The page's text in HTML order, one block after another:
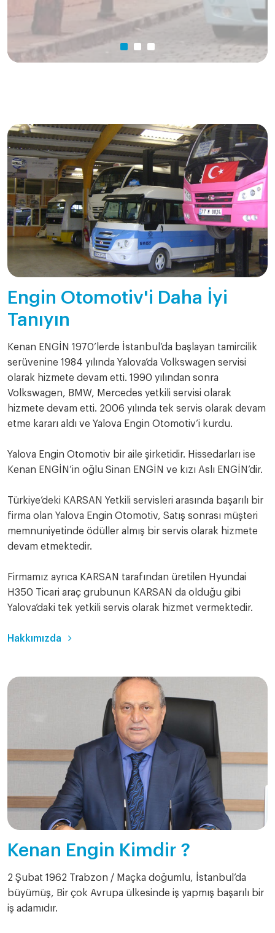
Engin Otomotiv'i Daha İyi
Tanıyın
Kenan ENGİN 1970’lerde İstanbul’da başlayan tamircilik
serüvenine 1984 yılında Yalova’da Volkswagen servisi
olarak hizmete devam etti. 1990 yılından sonra
Volkswagen, BMW, Mercedes yetkili servisi olarak
hizmete devam etti. 2006 yılında tek servis olarak devam
etme kararı aldı ve Yalova Engin Otomotiv’i kurdu.
Yalova Engin Otomotiv bir aile şirketidir. Hissedarları ise
Kenan ENGİN’in oğlu Sinan ENGİN ve kızı Aslı ENGİN’dir.
Türkiye’deki KARSAN Yetkili servisleri arasında başarılı bir
firma olan Yalova Engin Otomotiv, Satış sonrası müşteri
memnuniyetinde ödüller almış bir servis olarak hizmete
devam etmektedir.
Firmamız ayrıca KARSAN tarafından üretilen Hyundai
H350 Ticari araç grubunun KARSAN da olduğu gibi
Yalova’daki tek yetkili servis olarak hizmet vermektedir.
Hakkımızda
Kenan Engin Kimdir ?
2 Şubat 1962 Trabzon / Maçka doğumlu, İstanbul’da
büyümüş, Bir çok Avrupa ülkesinde iş yapmış başarılı bir
iş adamıdır.